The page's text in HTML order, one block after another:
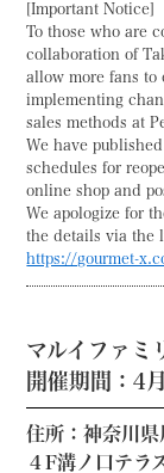
[Important Notice]
To those who are
collaboration of
allow more fans to
implementing
sales methods at
We have
schedules for
online shop and
We apologize for
the details via the
https://gourmet-
マルイファミ
開催期間：4
住所：神奈川
４F溝ノ口テラ